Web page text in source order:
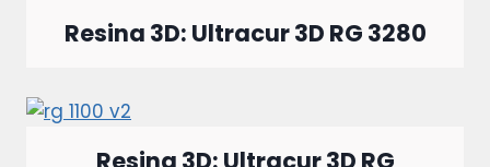
Resina 3D: Ultracur 3D RG 3280